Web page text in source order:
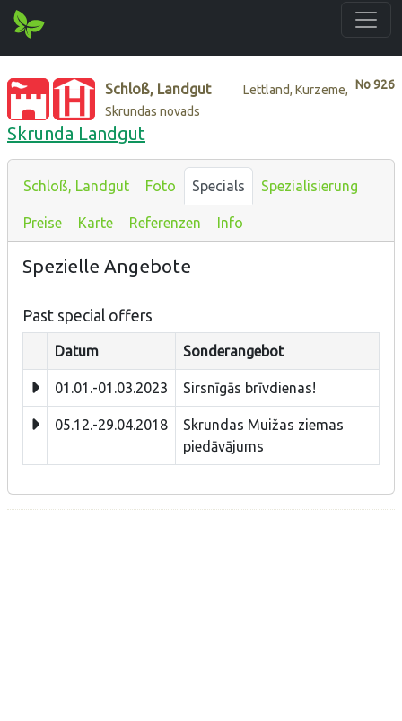
No926
Schloß, Landgut
Lettland, Kurzeme,
Skrundas novads
Skrunda Landgut
Schloß, Landgut Foto Specials Spezialisierung
Preise Karte Referenzen Info
Spezielle Angebote
Past special offers
Datum Sonderangebot
01.01.-01.03.2023 Sirsnīgās brīvdienas!
05.12.-29.04.2018
Skrundas Muižas ziemas
piedāvājums